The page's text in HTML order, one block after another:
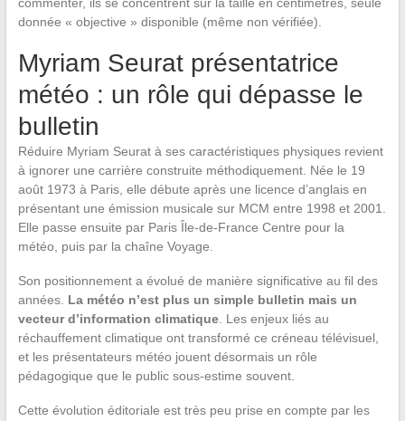
donnée « objective » disponible (même non vérifiée).
Myriam Seurat présentatrice
météo : un rôle qui dépasse le
bulletin
Réduire Myriam Seurat à ses caractéristiques physiques revient
à ignorer une carrière construite méthodiquement. Née le 19
août 1973 à Paris, elle débute après une licence d’anglais en
présentant une émission musicale sur MCM entre 1998 et 2001.
Elle passe ensuite par Paris Île-de-France Centre pour la
météo, puis par la chaîne Voyage.
Son positionnement a évolué de manière significative au fil des
années. La météo n’est plus un simple bulletin mais un
vecteur d’information climatique. Les enjeux liés au
réchauffement climatique ont transformé ce créneau télévisuel,
et les présentateurs météo jouent désormais un rôle
pédagogique que le public sous-estime souvent.
Cette évolution éditoriale est très peu prise en compte par les